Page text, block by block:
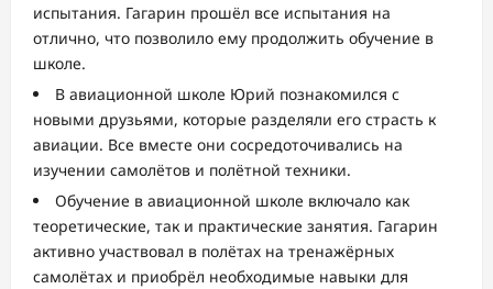
испытания. Гагарин прошёл все испытания на
отлично, что позволило ему продолжить обучение в
школе.
В авиационной школе Юрий познакомился с
новыми друзьями, которые разделяли его страсть к
авиации. Все вместе они сосредоточивались на
изучении самолётов и полётной техники.
Обучение в авиационной школе включало как
теоретические, так и практические занятия. Гагарин
активно участвовал в полётах на тренажёрных
самолётах и приобрёл необходимые навыки для